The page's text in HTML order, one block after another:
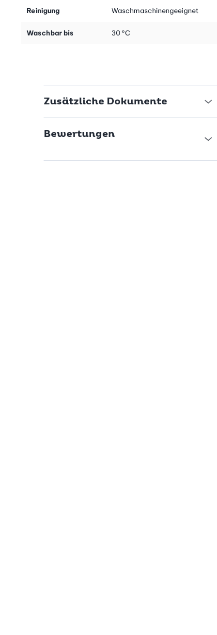
sich das Gerät perfekt in dein Wohnumfeld ein und bietet
Gönn dir eine erholsame Fussmassage mit dem Beurer FM 120
Reinigung Waschmaschinengeeignet
Waschbar bis 30 °C
Zusätzliche Dokumente
Bewertungen